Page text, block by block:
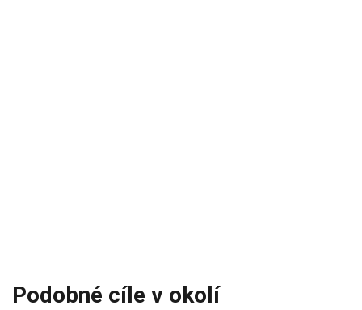
Podobné cíle v okolí